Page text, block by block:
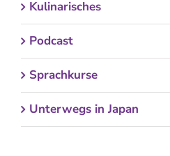
Kulinarisches
Podcast
Sprachkurse
Unterwegs in Japan